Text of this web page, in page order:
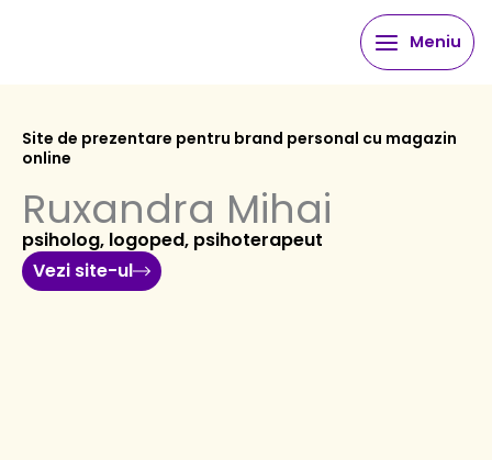
Meniu
Site de prezentare pentru brand personal cu magazin
online
Ruxandra Mihai
psiholog, logoped, psihoterapeut
Vezi site-ul